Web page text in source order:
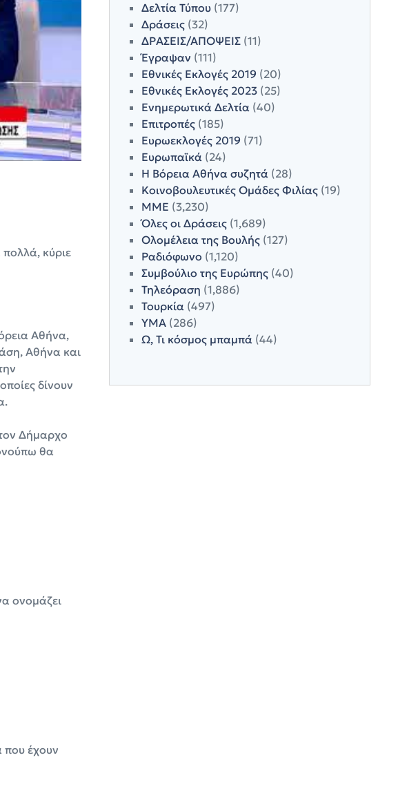
κύριε
Αθήνα,
Αθήνα και
δίνουν
Δήμαρχο
θα
ονομάζει
που έχουν
Δελτία Τύπου(177)
Δράσεις(32)
ΔΡΑΣΕΙΣ/ΑΠΟΨΕΙΣ(11)
Έγραψαν (111)
Εθνικές Εκλογές 2019 (20)
Εθνικές Εκλογές 2023(25)
Ενημερωτικά Δελτία(40)
Επιτροπές(185)
Ευρωεκλογές 2019 (71)
Ευρωπαϊκά(24)
Η Βόρεια Αθήνα συζητά(28)
Κοινοβουλευτικές Ομάδες Φιλίας(19)
ΜΜΕ (3,230)
Όλες οι Δράσεις(1,689)
Ολομέλεια της Βουλής(127)
Ραδιόφωνο (1,120)
Συμβούλιο της Ευρώπης(40)
Τηλεόραση (1,886)
Τουρκία(497)
ΥΜΑ(286)
Ω, Τι κόσμος μπαμπά(44)